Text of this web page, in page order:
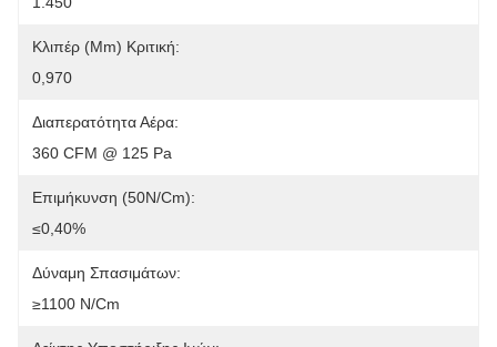
Κλιπέρ (mm) Κριτική:
0,970
Διαπερατότητα Αέρα:
360 CFM @ 125 Pa
Επιμήκυνση (50N/cm):
≤0,40%
Δύναμη Σπασιμάτων:
≥1100 N/cm